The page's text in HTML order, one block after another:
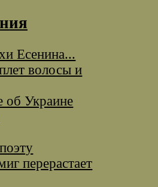
Есенина...
волосы и
об Украине
перерастает